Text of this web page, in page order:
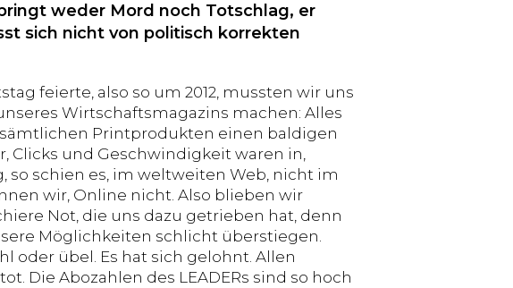
weder Mord noch Totschlag, er
sich nicht von politisch korrekten
feierte, also so um 2012, mussten wir uns
Wirtschaftsmagazins machen: Alles
Printprodukten einen baldigen
Clicks und Geschwindigkeit waren in,
so schien es, im weltweiten Web, nicht im
wir, Online nicht. Also blieben wir
Not, die uns dazu getrieben hat, denn
Möglichkeiten schlicht überstiegen.
oder übel. Es hat sich gelohnt. Allen
Die Abozahlen des LEADERs sind so hoch